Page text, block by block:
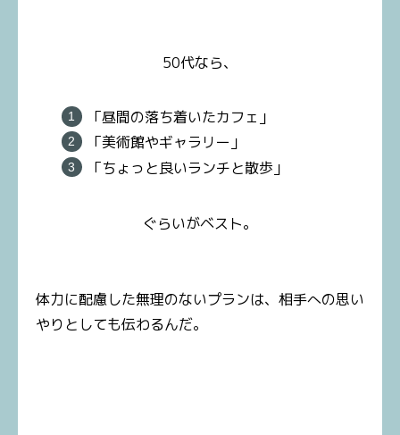
50代なら、
「昼間の落ち着いたカフェ」
「美術館やギャラリー」
「ちょっと良いランチと散歩」
ぐらいがベスト。
体力に配慮した無理のないプランは、相手への思い
やりとしても伝わるんだ。